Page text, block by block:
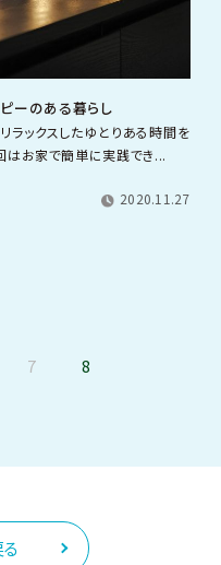
ーのある暮らし
ラックスしたゆとりある時間を
回はお家で簡単に実践でき...
2020.11.27
7 8